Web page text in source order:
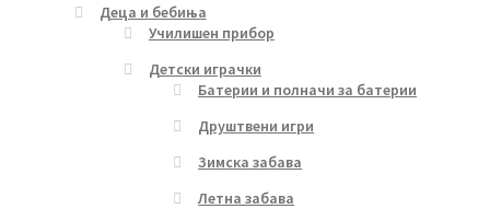
Деца и бебиња
Училишен прибор
Детски играчки
Батерии и полначи за батерии
Друштвени игри
Зимска забава
Летна забава